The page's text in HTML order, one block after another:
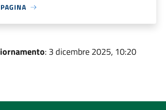
: 3 dicembre 2025, 10:20